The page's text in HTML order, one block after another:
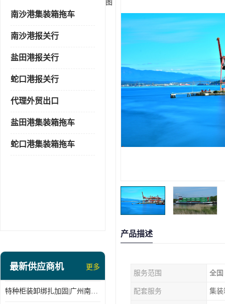
南沙港集装箱拖车
南沙港报关行
盐田港报关行
蛇口港报关行
代理外贸出口
盐田港集装箱拖车
蛇口港集装箱拖车
最新供应商机 更多
特种柜装卸绑扎加固|广州南沙仓库装卸
产品描述
服务范围 全国
配套服务 集装
图